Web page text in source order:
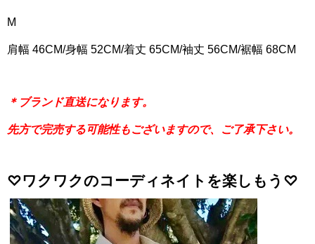
M
肩幅 46CM/身幅 52CM/着丈 65CM/袖丈 56CM/裾幅 68CM
＊ブランド直送になります。
先方で完売する可能性もございますので、ご了承下さい。
♡ワクワクのコーディネイトを楽しもう♡